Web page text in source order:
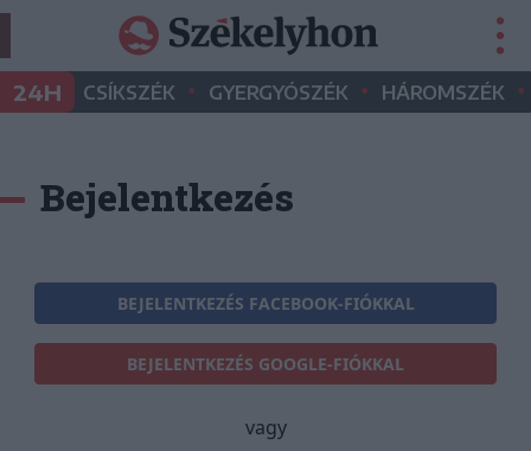
24H CSÍKSZÉK • GYERGYÓSZÉK • HÁROMSZÉK •
Bejelentkezés
BEJELENTKEZÉS FACEBOOK-FIÓKKAL
BEJELENTKEZÉS GOOGLE-FIÓKKAL
vagy